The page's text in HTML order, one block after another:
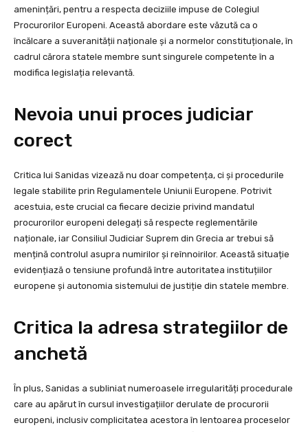
amenințări, pentru a respecta deciziile impuse de Colegiul
Procurorilor Europeni. Această abordare este văzută ca o
încălcare a suveranității naționale și a normelor constituționale, în
cadrul cărora statele membre sunt singurele competente în a
modifica legislația relevantă.
Nevoia unui proces judiciar
corect
Critica lui Sanidas vizează nu doar competența, ci și procedurile
legale stabilite prin Regulamentele Uniunii Europene. Potrivit
acestuia, este crucial ca fiecare decizie privind mandatul
procurorilor europeni delegați să respecte reglementările
naționale, iar Consiliul Judiciar Suprem din Grecia ar trebui să
mențină controlul asupra numirilor și reînnoirilor. Această situație
evidențiază o tensiune profundă între autoritatea instituțiilor
europene și autonomia sistemului de justiție din statele membre.
Critica la adresa strategiilor de
anchetă
În plus, Sanidas a subliniat numeroasele irregularități procedurale
care au apărut în cursul investigațiilor derulate de procurorii
europeni, inclusiv complicitatea acestora în lentoarea proceselor